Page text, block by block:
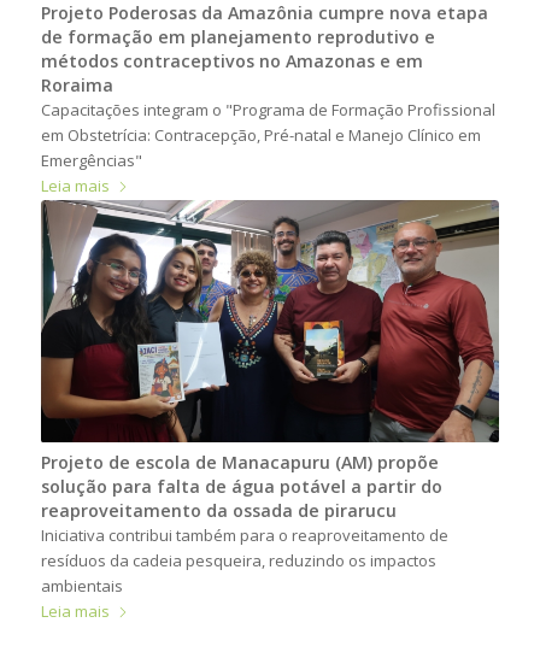
Projeto Poderosas da Amazônia cumpre nova etapa
de formação em planejamento reprodutivo e
métodos contraceptivos no Amazonas e em
Roraima
Capacitações integram o "Programa de Formação Profissional
em Obstetrícia: Contracepção, Pré-natal e Manejo Clínico em
Emergências"
Leia mais
Projeto de escola de Manacapuru (AM) propõe
solução para falta de água potável a partir do
reaproveitamento da ossada de pirarucu
Iniciativa contribui também para o reaproveitamento de
resíduos da cadeia pesqueira, reduzindo os impactos
ambientais
Leia mais